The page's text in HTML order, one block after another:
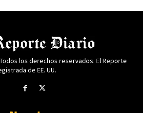
los derechos reservados. El Reporte
de EE. UU.